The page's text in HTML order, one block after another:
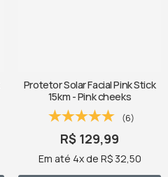
Protetor Solar Facial Pink Stick
15km - Pink cheeks
(6)
R$ 129,99
Em até 4x de R$ 32,50